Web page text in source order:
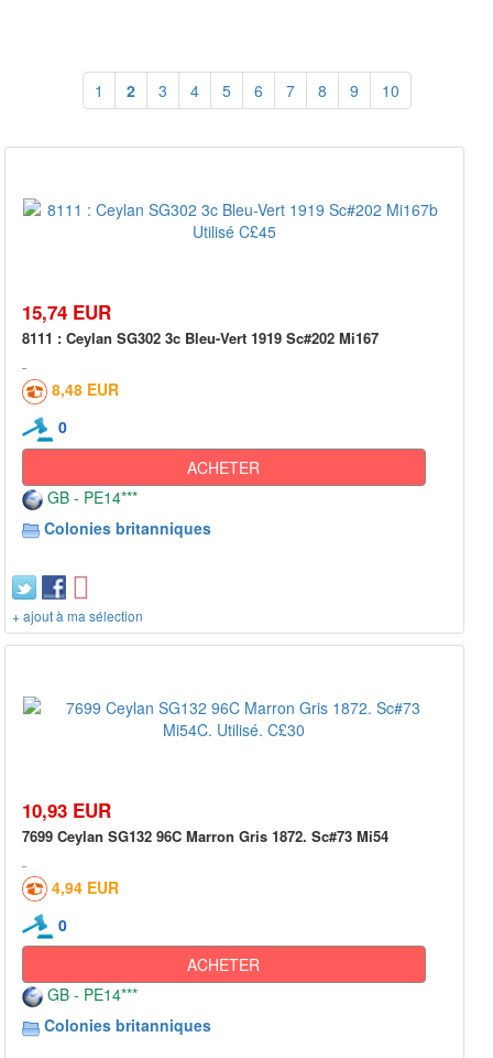
1 2 3 4 5 6 7 8 9 10
15,74 EUR
8111 : Ceylan SG302 3c Bleu-Vert 1919 Sc#202 Mi167
8,48 EUR
0
ACHETER
GB - PE14***
Colonies britanniques
+ ajout à ma sélection
10,93 EUR
7699 Ceylan SG132 96C Marron Gris 1872. Sc#73 Mi54
4,94 EUR
0
ACHETER
GB - PE14***
Colonies britanniques